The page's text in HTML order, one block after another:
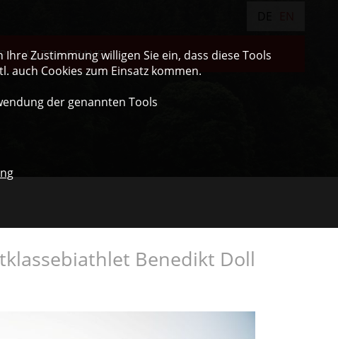
ULTRA GRAVEL
Benedikt Doll
Zustimmung willigen Sie ein, dass diese Tools
Cookies zum Einsatz kommen.
der genannten Tools